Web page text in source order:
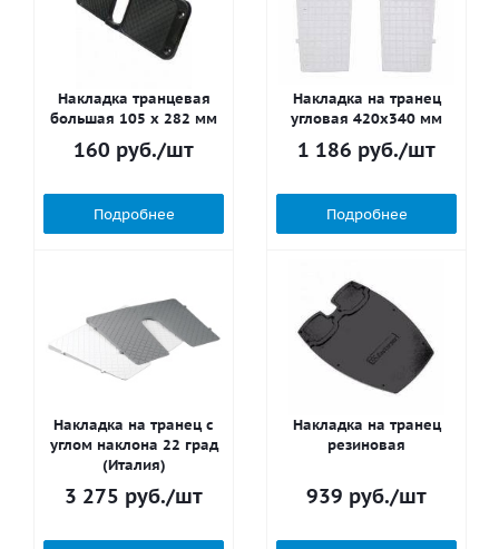
Накладка транцевая
большая 105 х 282 мм
160 руб./шт
Подробнее
Накладка на транец
угловая 420х340 мм
1 186 руб./шт
Подробнее
Накладка на транец с
углом наклона 22 град
(Италия)
3 275 руб./шт
Накладка на транец
резиновая
939 руб./шт